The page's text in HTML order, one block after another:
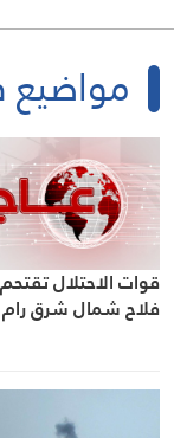
قوات الاحتلال
فلاح شمال شرق رام